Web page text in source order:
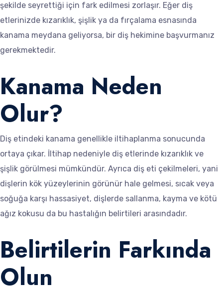
şekilde seyrettiği için fark edilmesi zorlaşır. Eğer diş
etlerinizde kızarıklık, şişlik ya da fırçalama esnasında
kanama meydana geliyorsa, bir diş hekimine başvurmanız
gerekmektedir.
Kanama Neden
Olur?
Diş etindeki kanama genellikle iltihaplanma sonucunda
ortaya çıkar. İltihap nedeniyle diş etlerinde kızarıklık ve
şişlik görülmesi mümkündür. Ayrıca diş eti çekilmeleri, yani
dişlerin kök yüzeylerinin görünür hale gelmesi, sıcak veya
soğuğa karşı hassasiyet, dişlerde sallanma, kayma ve kötü
ağız kokusu da bu hastalığın belirtileri arasındadır.
Belirtilerin Farkında
Olun